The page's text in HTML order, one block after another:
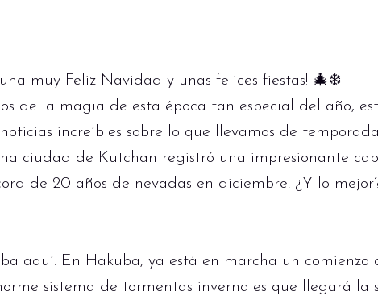
una muy Feliz Navidad y unas felices fiestas! 🎄❄️
de la magia de esta época tan especial del año,
increíbles sobre lo que llevamos de
ciudad de Kutchan registró una impresionante
de 20 años de nevadas en diciembre. ¿Y lo
aquí. En Hakuba, ya está en marcha un comienzo
sistema de tormentas invernales que llegará la